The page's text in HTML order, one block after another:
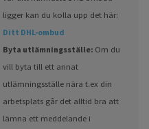
ligger kan du kolla upp det här:
Ditt DHL-ombud
Byta utlämningsställe: Om du
vill byta till ett annat
utlämningsställe nära t.ex din
arbetsplats går det alltid bra att
lämna ett meddelande i